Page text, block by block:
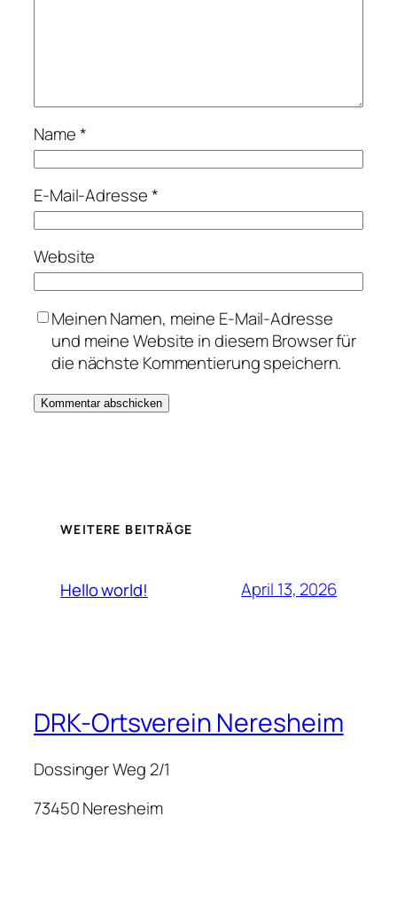
Name*
E-Mail-Adresse*
Website
Meinen Namen, meine E-Mail-Adresse
und meine Website in diesem Browser für
die nächste Kommentierung speichern.
WEITERE BEITRÄGE
Hello world! April 13, 2026
DRK-Ortsverein Neresheim
Dossinger Weg 2/1
73450 Neresheim